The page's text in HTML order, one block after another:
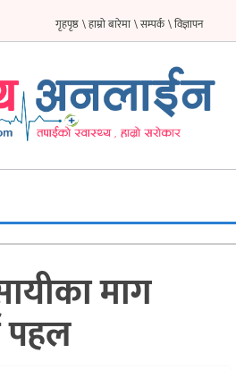
\ विज्ञापन
\ सम्पर्क
\ हाम्रो बारेमा
गृहपृष्ठ
माग
पहल